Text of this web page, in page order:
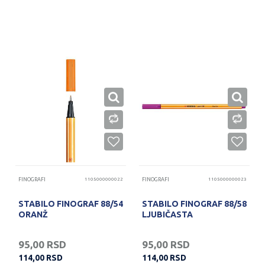
FINOGRAFI 1105000000022
STABILO FINOGRAF 88/54
ORANŽ
95,00 RSD
114,00 RSD
FINOGRAFI 1105000000023
STABILO FINOGRAF 88/58
LJUBIČASTA
95,00 RSD
114,00 RSD